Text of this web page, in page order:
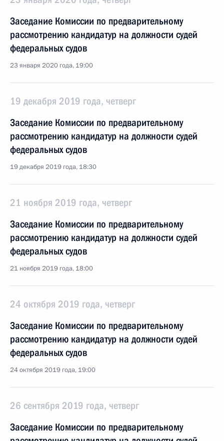
Заседание Комиссии по предварительному
рассмотрению кандидатур на должности судей
федеральных судов
23 января 2020 года, 19:00
19 декабря 2019 года, четверг
Заседание Комиссии по предварительному
рассмотрению кандидатур на должности судей
федеральных судов
19 декабря 2019 года, 18:30
21 ноября 2019 года, четверг
Заседание Комиссии по предварительному
рассмотрению кандидатур на должности судей
федеральных судов
21 ноября 2019 года, 18:00
24 октября 2019 года, четверг
Заседание Комиссии по предварительному
рассмотрению кандидатур на должности судей
федеральных судов
24 октября 2019 года, 19:00
26 сентября 2019 года, четверг
Заседание Комиссии по предварительному